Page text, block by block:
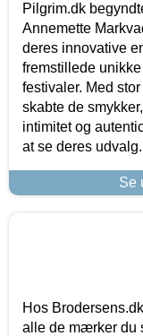
Pilgrim.dk
Annemette
deres innovative
fremstillede
festivaler. Med
skabte de
intimitet og
at se deres udvalg.
Se
Hos
alle de mærker du